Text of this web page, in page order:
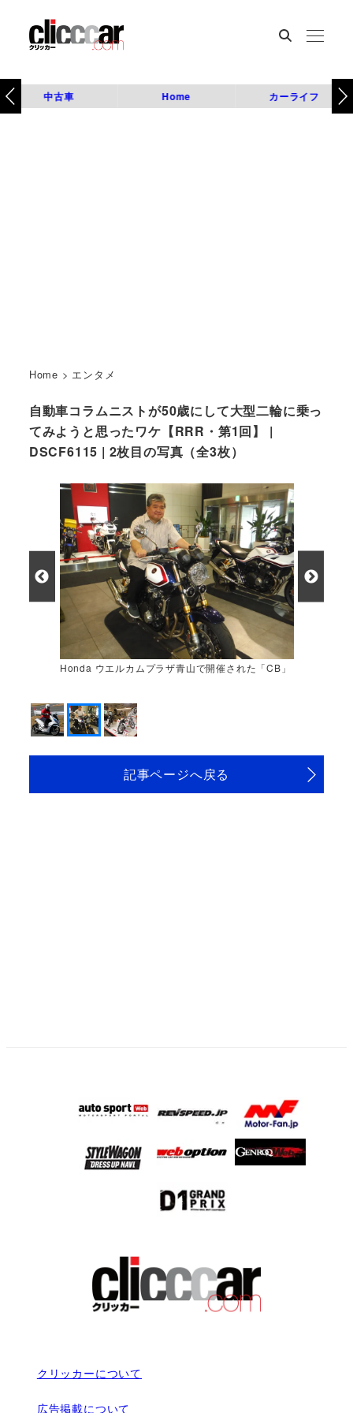
中古車 Home カーライフ
Home > エンタメ
自動車コラムニストが50歳にして大型二輪に乗っ
てみようと思ったワケ【RRR・第1回】 |
DSCF6115 | 2枚目の写真（全3枚）
Honda ウエルカムプラザ青山で開催された「CB」
記事ページへ戻る
クリッカーについて
広告掲載について